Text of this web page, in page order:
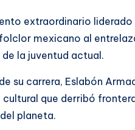
extraordinario
mexicano al
de la juventud actual.
su carrera, Eslabón
que derribó
planeta.